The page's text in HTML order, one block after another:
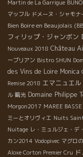
Martin de La Garrigue
マッフル ドメーヌ・シャモナ
Bien Boire en Beaujolais
フィリップ・ジャンボン
Nouveaux 2018 Château
ーブリアン Bistro SHUN
des Vins de Loire Monica
Remise 2018 エマニュエ
ル 観光 Domaine Philippe
Morgon2017 MAREE BASSE
ミーとオリヴィエ Nuits
Nuitage レ・ミュルジェ・デ
カン2014 Vodopivec マグロ
Aloxe Corton Premier Cru